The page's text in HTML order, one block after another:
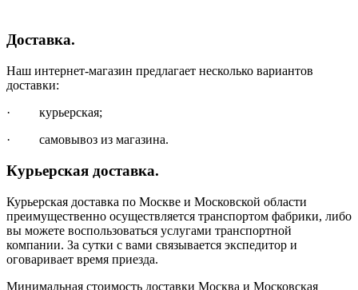
Доставка.
Наш интернет-магазин предлагает несколько вариантов
доставки:
· курьерская;
· самовывоз из магазина.
Курьерская доставка.
Курьерская доставка по Москве и Московской области
преимущественно осуществляется транспортом фабрики, либо
вы можете воспользоваться услугами транспортной
компании. За сутки с вами связывается экспедитор и
оговаривает время приезда.
Минимальная стоимость доставки Москва и Московская